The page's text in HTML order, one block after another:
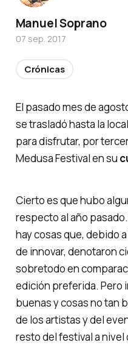
El pasado mes de
se trasladó hasta la
para disfrutar, por
Medusa Festival en su
Cierto es que hubo
respecto al año
hay cosas que, debido
de innovar, denotaron
sobretodo en
edición preferida. Pero
buenas y cosas no tan
de los artistas y del
resto del festival a nivel
Manuel Soprano
07 sep. 2017
Crónicas